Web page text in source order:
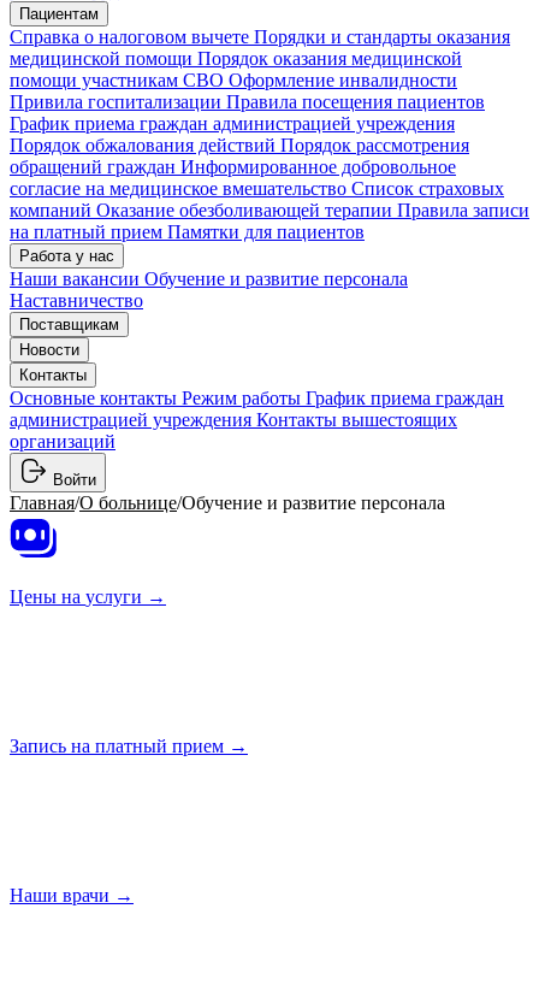
Пациентам
Справка о налоговом вычете Порядки и стандарты оказания
медицинской помощи Порядок оказания медицинской
помощи участникам СВО Оформление инвалидности
Привила госпитализации Правила посещения пациентов
График приема граждан администрацией учреждения
Порядок обжалования действий Порядок рассмотрения
обращений граждан Информированное добровольное
согласие на медицинское вмешательство Список страховых
компаний Оказание обезболивающей терапии Правила записи
на платный прием Памятки для пациентов
Работа у нас
Наши вакансии Обучение и развитие персонала
Наставничество
Поставщикам
Новости
Контакты
Основные контакты Режим работы График приема граждан
администрацией учреждения Контакты вышестоящих
организаций
Войти
Главная/О больнице/Обучение и развитие персонала
Цены на услуги →
Запись на платный прием →
Наши врачи →